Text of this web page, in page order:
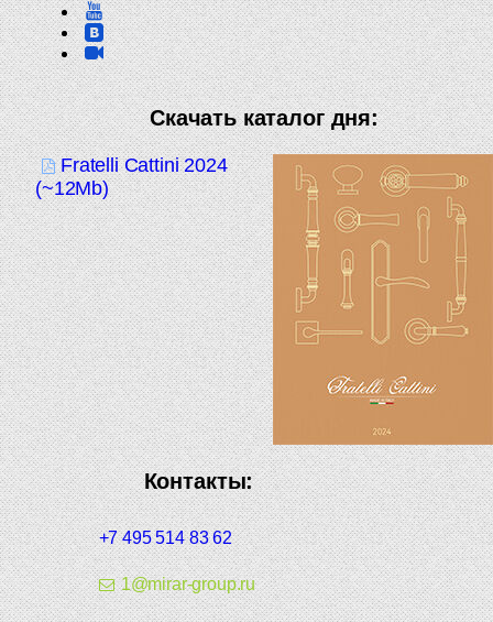
Скачать каталог дня:
Fratelli Cattini 2024
(~12Mb)
Контакты:
+7 495 514 83 62
1@mirar-group.ru